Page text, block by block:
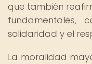
que también
fundamentales,
solidaridad y el
La moralidad